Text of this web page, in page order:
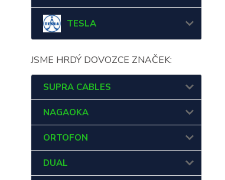
TESLA
JSME HRDÝ DOVOZCE ZNAČEK:
SUPRA CABLES
NAGAOKA
ORTOFON
DUAL